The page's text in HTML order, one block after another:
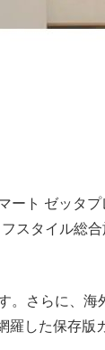
ト ゼッタ
スタイル総
。さらに、海
した保存版